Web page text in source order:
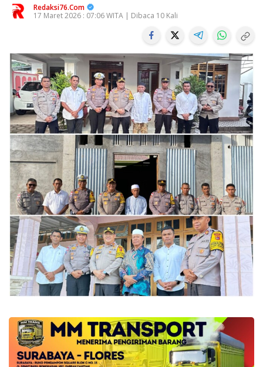
Redaksi76.com
17 Maret 2026 : 07:06 WITA | Dibaca 10 Kali